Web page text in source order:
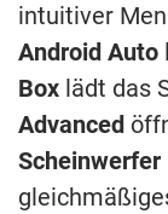
intuitiver
Android Auto
Box lädt das
Advanced
Scheinwerfer